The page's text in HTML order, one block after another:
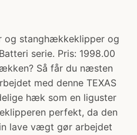
og stanghækkeklipper og
serie. Pris: 1998.00
Så får du næsten
med denne TEXAS
hæk som en liguster
perfekt, da den
lave vægt gør arbejdet